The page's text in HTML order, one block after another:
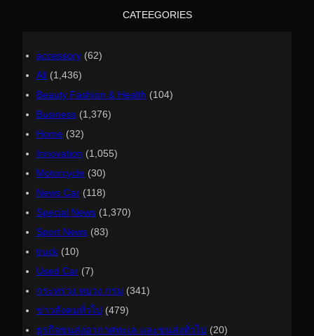
CATEEGORIES
accessory (62)
All (1,436)
Beauty Fashion & Health (104)
Business (1,376)
Home (32)
Innovation (1,055)
Motorcycle (30)
News Car (118)
Special News (1,370)
Sport News (83)
truck (10)
Used Car (7)
กระทรวง ทบวง กรม (341)
ข่าวสังคมทั่วไป (479)
ธุรกิจขนส่งอากาศทะเล และขนส่งทั่วไป (20)